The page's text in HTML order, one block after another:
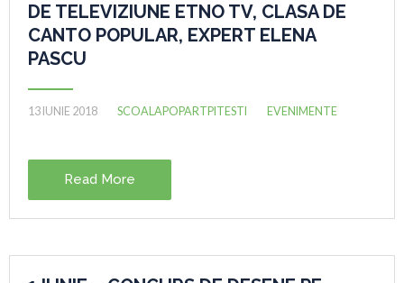
DE TELEVIZIUNE ETNO TV, CLASA DE
CANTO POPULAR, EXPERT ELENA
PASCU
13 IUNIE 2018 SCOALAPOPARTPITESTI EVENIMENTE
Read More